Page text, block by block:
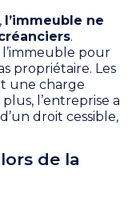
l’immeuble ne
.
l’immeuble pour
propriétaire. Les
une charge
l’entreprise a
droit cessible,
de la